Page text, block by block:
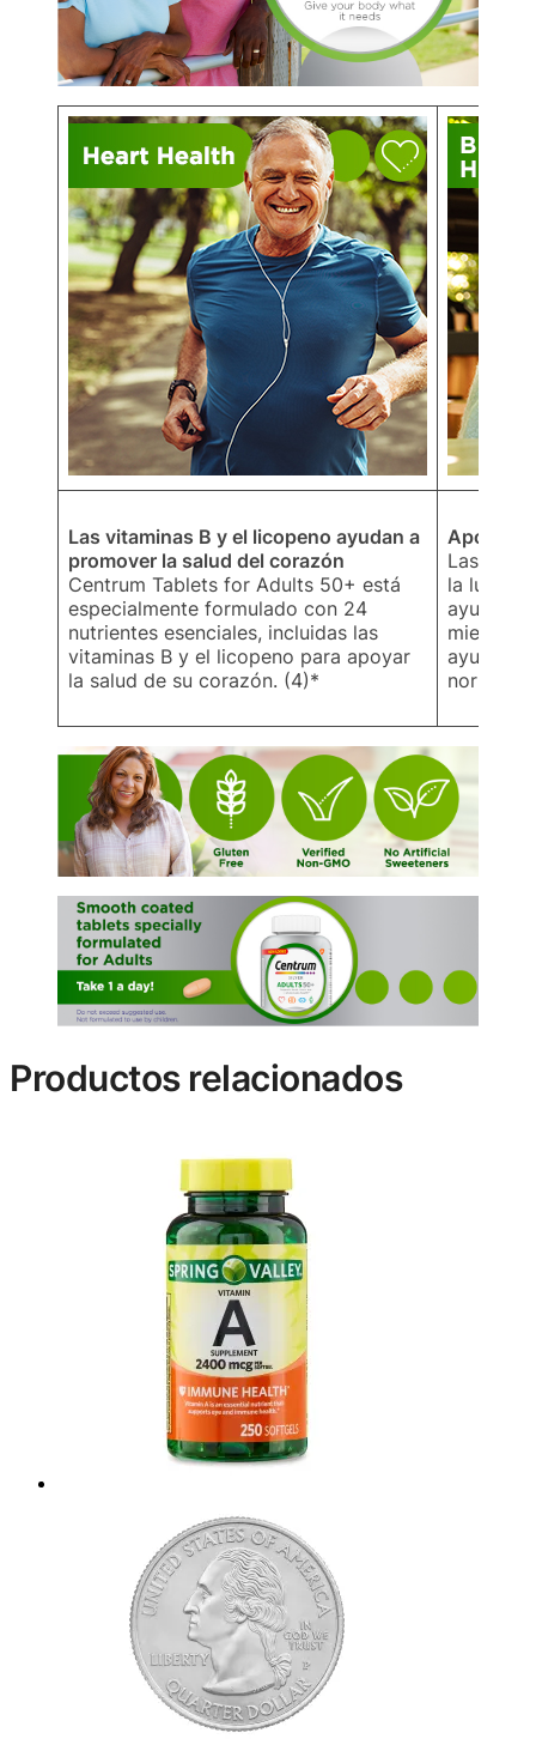
Las vitaminas B y el licopeno ayudan a
promover la salud del corazón
Centrum Tablets for Adults 50+ está
especialmente formulado con 24
nutrientes esenciales, incluidas las
vitaminas B y el licopeno para apoyar
la salud de su corazón. (4)*
Apoya el
Las
la
ayudan
mientras
ayudan
normal.*
Productos relacionados